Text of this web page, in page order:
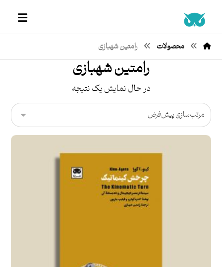
محصولات رامتین شهبازی
رامتین شهبازی
در حال نمایش یک نتیجه